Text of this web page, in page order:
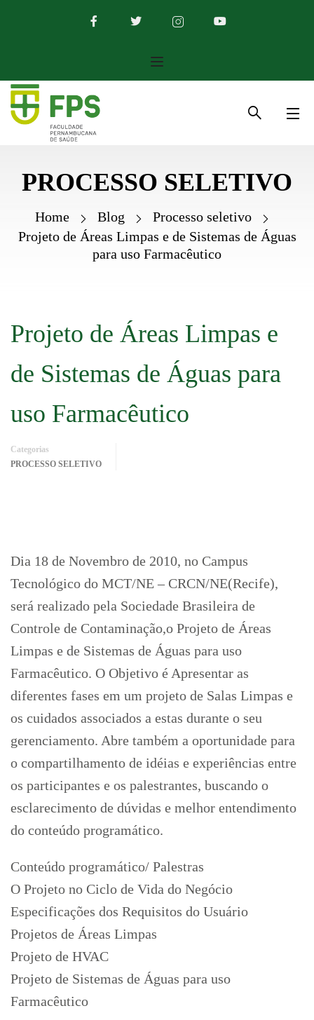
PROCESSO SELETIVO
Home Blog
Processo seletivo
Projeto de Áreas Limpas e de Sistemas de Águas
para uso Farmacêutico
Projeto de Áreas Limpas e
de Sistemas de Águas para
uso Farmacêutico
Categorias
PROCESSO SELETIVO
Dia 18 de Novembro de 2010, no Campus
Tecnológico do MCT/NE – CRCN/NE(Recife),
será realizado pela Sociedade Brasileira de
Controle de Contaminação,o Projeto de Áreas
Limpas e de Sistemas de Águas para uso
Farmacêutico. O Objetivo é Apresentar as
diferentes fases em um projeto de Salas Limpas e
os cuidados associados a estas durante o seu
gerenciamento. Abre também a oportunidade para
o compartilhamento de idéias e experiências entre
os participantes e os palestrantes, buscando o
esclarecimento de dúvidas e melhor entendimento
do conteúdo programático.
Conteúdo programático/ Palestras
O Projeto no Ciclo de Vida do Negócio
Especificações dos Requisitos do Usuário
Projetos de Áreas Limpas
Projeto de HVAC
Projeto de Sistemas de Águas para uso
Farmacêutico